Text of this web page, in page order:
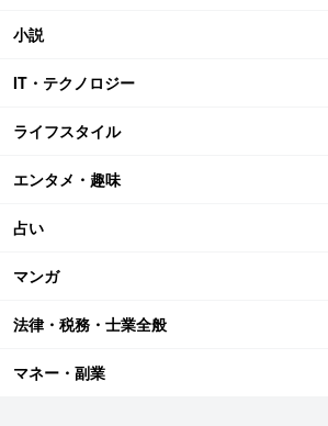
小説
IT・テクノロジー
ライフスタイル
エンタメ・趣味
占い
マンガ
法律・税務・士業全般
マネー・副業